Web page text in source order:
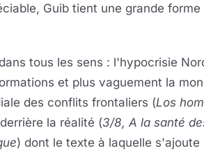
Guib tient une grande
tous les sens : l'hypocrisie
et plus vaguement la
des conflits frontaliers (Los
la réalité (3/8, A la santé
) dont le texte à laquelle s'ajoute